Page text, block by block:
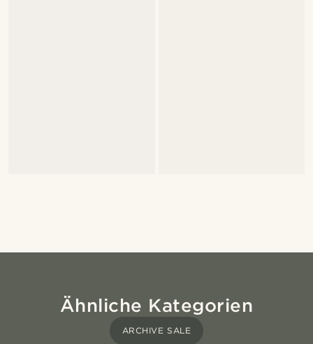
Ähnliche Kategorien
ARCHIVE SALE